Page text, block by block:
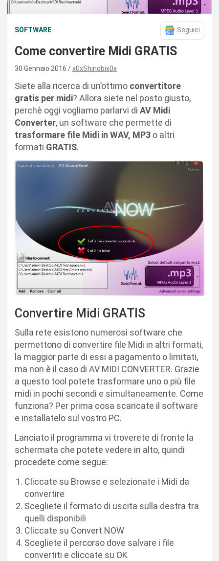
SOFTWARE Seguici
Come convertire Midi GRATIS
30 Gennaio 2016 x0xShinobix0x
Siete alla ricerca di un’ottimo convertitore
gratis per midi? Allora siete nel posto giusto,
perchè oggi vogliamo parlarvi di AV Midi
Converter, un software che permette di
trasformare file Midi in WAV, MP3 o altri
formati GRATIS.
Convertire Midi GRATIS
Sulla rete esistono numerosi software che
permettono di convertire file Midi in altri formati,
la maggior parte di essi a pagamento o limitati,
ma non è il caso di AV MIDI CONVERTER. Grazie
a questo tool potete trasformare uno o più file
midi in pochi secondi e simultaneamente. Come
funziona? Per prima cosa scaricate il software
e installatelo sul vostro PC.
Lanciato il programma vi troverete di fronte la
schermata che potete vedere in alto, quindi
procedete come segue:
Cliccate su Browse e selezionate i Midi da
convertire
Scegliete il formato di uscita sulla destra tra
quelli disponibili
Cliccate su Convert NOW
Scegliete il percorso dove salvare i file
convertiti e cliccate su OK